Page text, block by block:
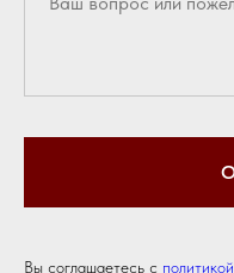
Вы соглашаетесь с